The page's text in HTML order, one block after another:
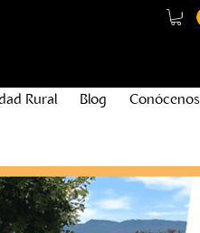
Rural Blog Conócenos